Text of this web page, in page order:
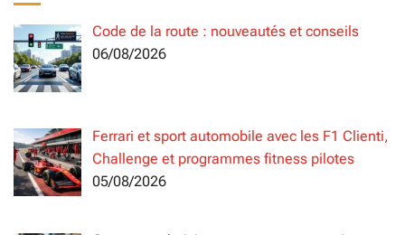
Code de la route : nouveautés et conseils
06/08/2026
Ferrari et sport automobile avec les F1 Clienti,
Challenge et programmes fitness pilotes
05/08/2026